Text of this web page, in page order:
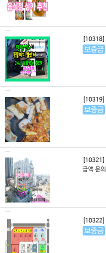
[10318]
보증금
[10319]
보증금
[10321]
금액 문의
[10322]
보증금